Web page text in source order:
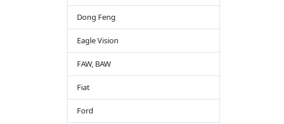
Dong Feng
Eagle Vision
FAW, BAW
Fiat
Ford